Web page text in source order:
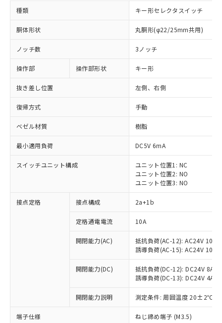
種類 キー形セレクタスイッチ
胴体形状 丸胴形(φ22/25mm共用)
ノッチ数 3ノッチ
操作部 操作部形状 キー形
抜き差し位置 左側、右側
復帰方式 手動
ベゼル材質 樹脂
最小適用負荷 DC5V 6mA
スイッチユニット構成
ユニット位置1: NC
ユニット位置2: NO
ユニット位置3: NO
接点定格 接点構成 2a+1b
定格通電電流 10A
開閉能力(AC)
抵抗負荷(AC-12): AC24V 10A/
誘導負荷(AC-15): AC24V
開閉能力(DC)
抵抗負荷(DC-12): DC24V 8A/
誘導負荷(DC-13): DC24V 4A/
開閉能力説明 測定条件: 周囲温度 20±2℃、
端子仕様 ねじ締め端子 (M3.5)
ご利用条件
対応済み：EU RoHS指令（10物質）の
非含有に対応した製品が提供可能な商品で
対応予定：EU RoHS指令（10物質）の非含
有に対応した製品に切り替える予定のある
対応予定なし：EU RoHS指令（10物質）の